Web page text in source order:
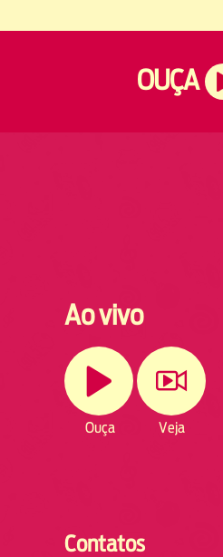
OUÇA
Ao vivo
Ouça Veja
Contatos